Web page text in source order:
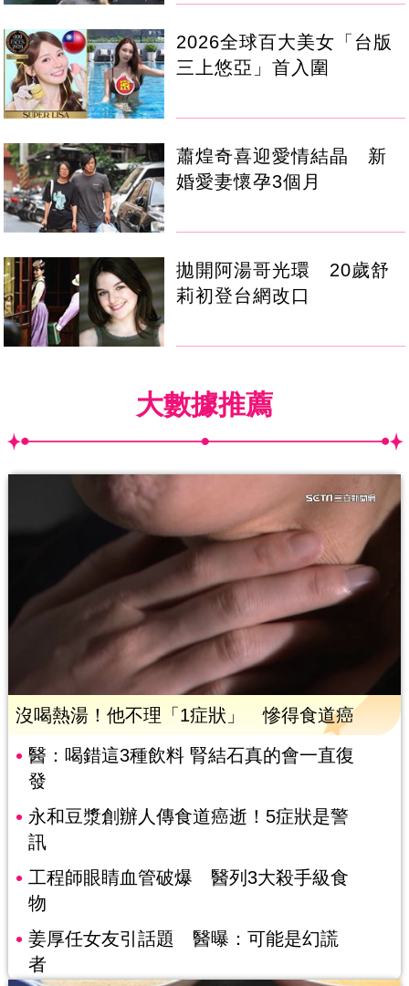
2026全球百大美女「台版
三上悠亞」首入圍
蕭煌奇喜迎愛情結晶 新
婚愛妻懷孕3個月
拋開阿湯哥光環 20歲舒
莉初登台網改口
大數據推薦
沒喝熱湯！他不理「1症狀」 慘得食道癌
醫：喝錯這3種飲料 腎結石真的會一直復
發
永和豆漿創辦人傳食道癌逝！5症狀是警
訊
工程師眼睛血管破爆 醫列3大殺手級食
物
姜厚任女友引話題 醫曝：可能是幻謊
者